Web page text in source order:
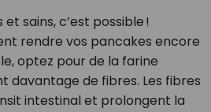
sains, c’est possible !
rendre vos pancakes encore
optez pour de la farine
davantage de fibres. Les fibres
intestinal et prolongent la